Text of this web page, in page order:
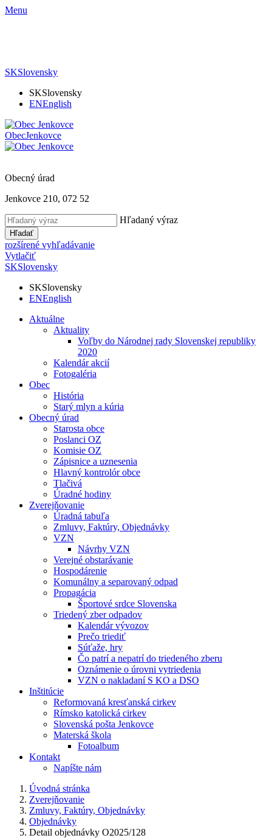
Menu
SKSlovensky
SKSlovensky
ENEnglish
ObecJenkovce
Obecný úrad
Jenkovce 210, 072 52
Hľadaný výraz
Hľadať
rozšírené vyhľadávanie
Vytlačiť
SKSlovensky
SKSlovensky
ENEnglish
Aktuálne
Aktuality
Voľby do Národnej rady Slovenskej republiky
2020
Kalendár akcií
Fotogaléria
Obec
História
Starý mlyn a kúria
Obecný úrad
Starosta obce
Poslanci OZ
Komisie OZ
Zápisnice a uznesenia
Hlavný kontrolór obce
Tlačivá
Úradné hodiny
Zverejňovanie
Úradná tabuľa
Zmluvy, Faktúry, Objednávky
VZN
Návrhy VZN
Verejné obstarávanie
Hospodárenie
Komunálny a separovaný odpad
Propagácia
Športové srdce Slovenska
Triedený zber odpadov
Kalendár vývozov
Prečo triediť
Súťaže, hry
Čo patrí a nepatrí do triedeného zberu
Oznámenie o úrovni vytriedenia
VZN o nakladaní S KO a DSO
Inštitúcie
Reformovaná kresťanská cirkev
Rímsko katolická cirkev
Slovenská pošta Jenkovce
Materská škola
Fotoalbum
Kontakt
Napíšte nám
Úvodná stránka
Zverejňovanie
Zmluvy, Faktúry, Objednávky
Objednávky
Detail objednávky O2025/128